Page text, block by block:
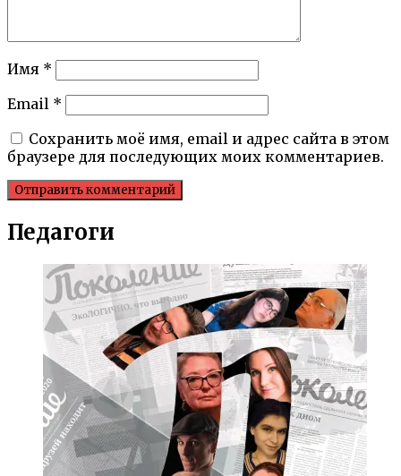
Имя *
Email *
Сохранить моё имя, email и адрес сайта в этом
браузере для последующих моих комментариев.
Педагоги